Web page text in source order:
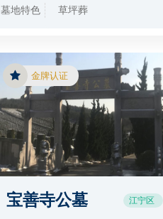
墓地特色 草坪葬
金牌认证
宝善寺公墓 江宁区